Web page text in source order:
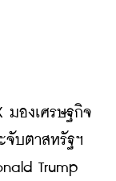
มองเศรษฐกิจ
บตาสหรัฐฯ
Trump